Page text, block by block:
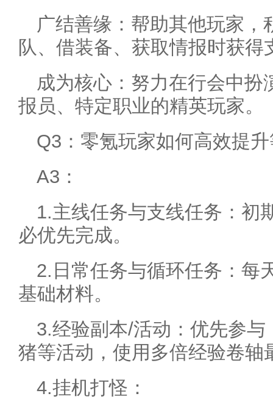
广结善缘：帮助其他玩家，
队、借装备、获取情报时获得
成为核心：努力在行会中扮
报员、特定职业的精英玩家。
Q3：零氪玩家如何高效提
A3：
1.主线任务与支线任务：初
必优先完成。
2.日常任务与循环任务：每
基础材料。
3.经验副本/活动：优先参
猪等活动，使用多倍经验卷轴
4.挂机打怪：